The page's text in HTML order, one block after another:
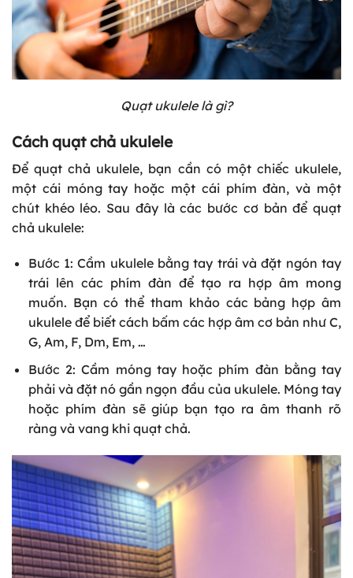
Quạt ukulele là gì?
Cách quạt chả ukulele
Để quạt chả ukulele, bạn cần có một chiếc ukulele,
một cái móng tay hoặc một cái phím đàn, và một
chút khéo léo. Sau đây là các bước cơ bản để quạt
chả ukulele:
Bước 1: Cầm ukulele bằng tay trái và đặt ngón tay
trái lên các phím đàn để tạo ra hợp âm mong
muốn. Bạn có thể tham khảo các bảng hợp âm
ukulele để biết cách bấm các hợp âm cơ bản như C,
G, Am, F, Dm, Em, …
Bước 2: Cầm móng tay hoặc phím đàn bằng tay
phải và đặt nó gần ngọn đầu của ukulele. Móng tay
hoặc phím đàn sẽ giúp bạn tạo ra âm thanh rõ
ràng và vang khi quạt chả.